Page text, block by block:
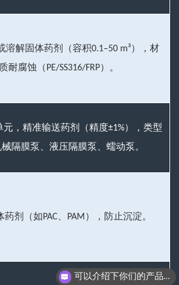
溶解固体药剂（容积0.1–50 m³），材
质耐腐蚀（PE/SS316/FRP）。
元，精准输送药剂（精度±1%），类型
隔膜泵、液压隔膜泵、蠕动泵。
药剂（如PAC、PAM），防止沉淀。
可以介绍下你们的产品么